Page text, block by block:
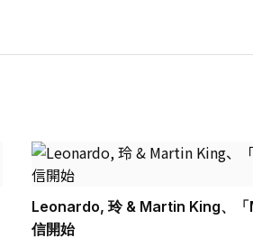
Leonardo, 玲 & Martin King、「
信開始